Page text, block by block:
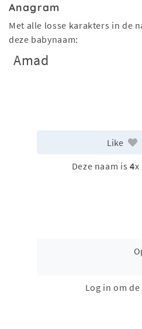
Anagram
Met alle losse karakters in de
deze babynaam:
Amad
Like
Deze naam is 4x
Log in om